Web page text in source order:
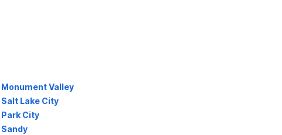
Valley
Lake City
City